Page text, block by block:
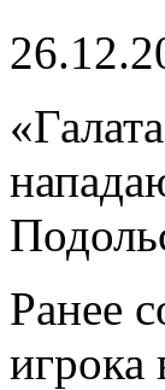
Ранее
игрока